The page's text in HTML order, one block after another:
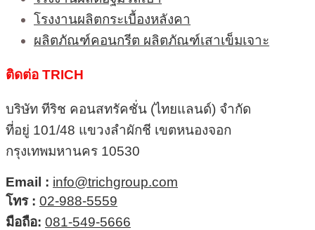
โรงงานผลิตกระเบื้องหลังคา
ผลิตภัณฑ์คอนกรีต ผลิตภัณฑ์เสาเข็มเจาะ
ติดต่อ TRICH
บริษัท ทีริช คอนสทรัคชั่น (ไทยแลนด์) จำกัด
ที่อยู่ 101/48 แขวงลำผักชี เขตหนองจอก
กรุงเทพมหานคร 10530
Email : info@trichgroup.com
โทร : 02-988-5559
มือถือ: 081-549-5666